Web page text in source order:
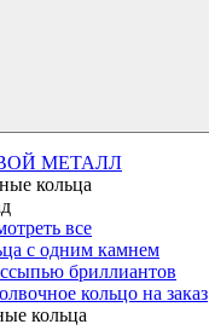
МЕТАЛЛ
кольца
все
с одним камнем
бриллиантов
кольцо на заказ
кольца